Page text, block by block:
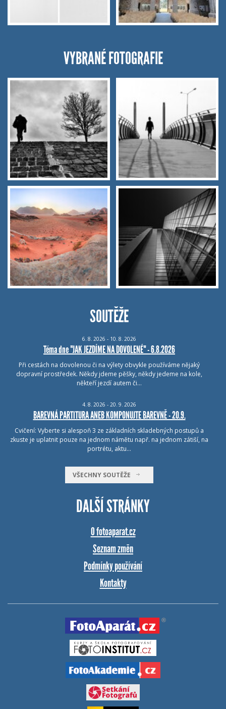
VYBRANÉ FOTOGRAFIE
SOUTĚŽE
6. 8. 2026 - 10. 8. 2026
Téma dne "JAK JEZDÍME NA DOVOLENÉ" - 6.8.2026
Při cestách na dovolenou či na výlety obvykle používáme nějaký
dopravní prostředek. Někdy jdeme pěšky, někdy jedeme na kole,
někteří jezdí autem či…
4. 8. 2026 - 20. 9. 2026
BAREVNÁ PARTITURA ANEB KOMPONUJTE BAREVNĚ - 20.9.
Cvičení: Vyberte si alespoň 3 ze základních skladebných postupů a
zkuste je uplatnit pouze na jednom námětu např. na jednom zátiší, na
portrétu, aktu…
VŠECHNY SOUTĚŽE
DALŠÍ STRÁNKY
O fotoaparat.cz
Seznam změn
Podmínky používání
Kontakty